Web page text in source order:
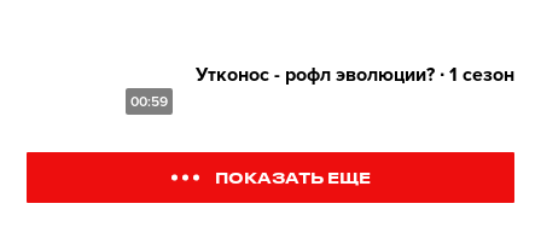
00:59
Утконос - рофл эволюции? ∙ 1 сезон
ПОКАЗАТЬ ЕЩЕ